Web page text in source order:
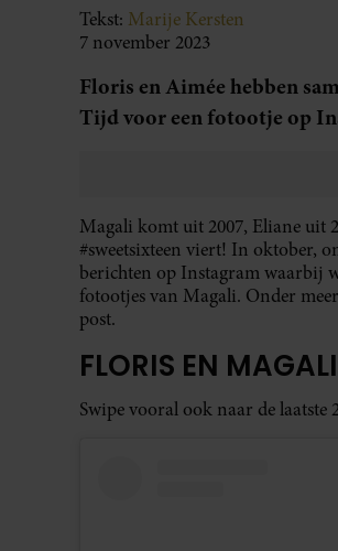
Tekst: Marije Kersten
7 november 2023
Floris en Aimée hebben
Tijd voor een fotootje op
Magali komt uit 2007, Eliane uit
#sweetsixteen viert! In oktober,
berichten op Instagram waarbij
fotootjes van Magali. Onder
post.
FLORIS EN MAGALI
Swipe vooral ook naar de laatste